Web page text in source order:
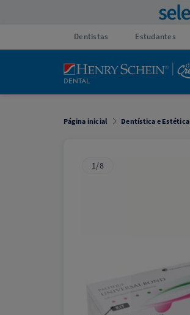
Dentistas Estudantes
Página inicial Dentística e Estética
1/8